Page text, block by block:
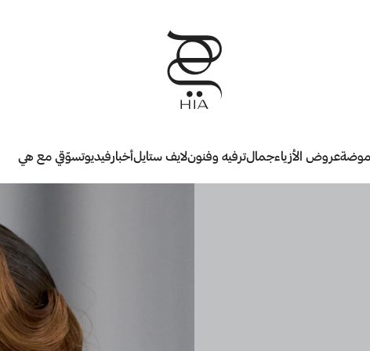
موضةعروض الأزياءجمالترفيه وفنونلايف ستايلأخبارفيديوتسوّقي مع هي